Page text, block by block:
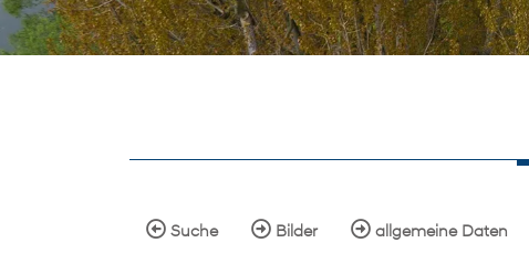
Suche Bilder allgemeine Daten